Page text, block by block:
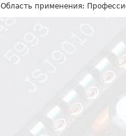
Область применения: